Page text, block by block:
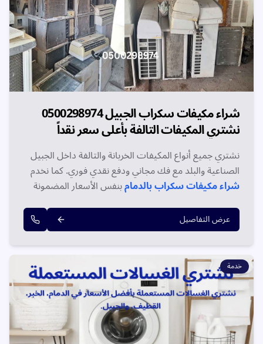
شراء مكيفات سكراب الجبيل 0500298974
نشتري المكيفات التالفة بأعلى سعر نقداً
نشتري جميع أنواع المكيفات الخربانة والتالفة داخل الجبيل
الصناعية والبلد مع فك مجاني ودفع نقدي فوري. كما نخدم
شراء مكيفات سكراب بالدمامبنفس الأسعار المضمونة
عرض التفاصيل
خدمة